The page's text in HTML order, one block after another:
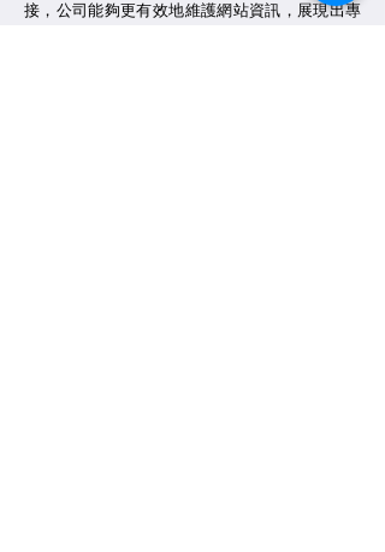
接，公司能夠更有效地維護網站資訊，展現出專